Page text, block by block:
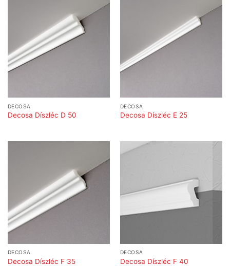
DECOSA
Decosa Díszléc D 50
DECOSA
Decosa Díszléc E 25
DECOSA
Decosa Díszléc F 35
DECOSA
Decosa Díszléc F 40